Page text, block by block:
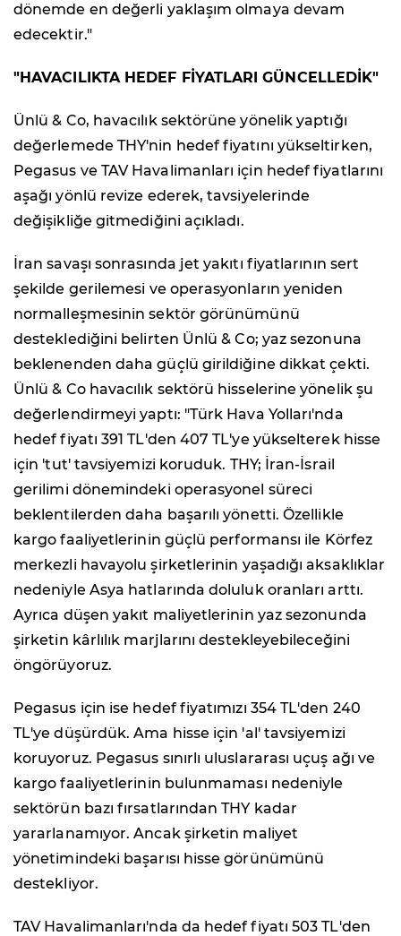
dönemde en değerli yaklaşım olmaya devam
edecektir."
"HAVACILIKTA HEDEF FİYATLARI GÜNCELLEDİK"
Ünlü & Co, havacılık sektörüne yönelik yaptığı
değerlemede THY'nin hedef fiyatını yükseltirken,
Pegasus ve TAV Havalimanları için hedef fiyatlarını
aşağı yönlü revize ederek, tavsiyelerinde
değişikliğe gitmediğini açıkladı.
İran savaşı sonrasında jet yakıtı fiyatlarının sert
şekilde gerilemesi ve operasyonların yeniden
normalleşmesinin sektör görünümünü
desteklediğini belirten Ünlü & Co; yaz sezonuna
beklenenden daha güçlü girildiğine dikkat çekti.
Ünlü & Co havacılık sektörü hisselerine yönelik şu
değerlendirmeyi yaptı: "Türk Hava Yolları'nda
hedef fiyatı 391 TL'den 407 TL'ye yükselterek hisse
için 'tut' tavsiyemizi koruduk. THY; İran-İsrail
gerilimi dönemindeki operasyonel süreci
beklentilerden daha başarılı yönetti. Özellikle
kargo faaliyetlerinin güçlü performansı ile Körfez
merkezli havayolu şirketlerinin yaşadığı aksaklıklar
nedeniyle Asya hatlarında doluluk oranları arttı.
Ayrıca düşen yakıt maliyetlerinin yaz sezonunda
şirketin kârlılık marjlarını destekleyebileceğini
öngörüyoruz.
Pegasus için ise hedef fiyatımızı 354 TL'den 240
TL'ye düşürdük. Ama hisse için 'al' tavsiyemizi
koruyoruz. Pegasus sınırlı uluslararası uçuş ağı ve
kargo faaliyetlerinin bulunmaması nedeniyle
sektörün bazı fırsatlarından THY kadar
yararlanamıyor. Ancak şirketin maliyet
yönetimindeki başarısı hisse görünümünü
destekliyor.
TAV Havalimanları'nda da hedef fiyatı 503 TL'den